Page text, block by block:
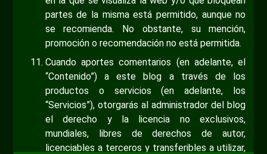
partes de la misma está permitido, aunque no
se recomienda. No obstante, su mención,
promoción o recomendación no está permitida.
Cuando aportes comentarios (en adelante, el
“Contenido”) a este blog a través de los
productos o servicios (en adelante, los
“Servicios”), otorgarás al administrador del blog
el derecho y la licencia no exclusivos,
mundiales, libres de derechos de autor,
licenciables a terceros y transferibles a utilizar,